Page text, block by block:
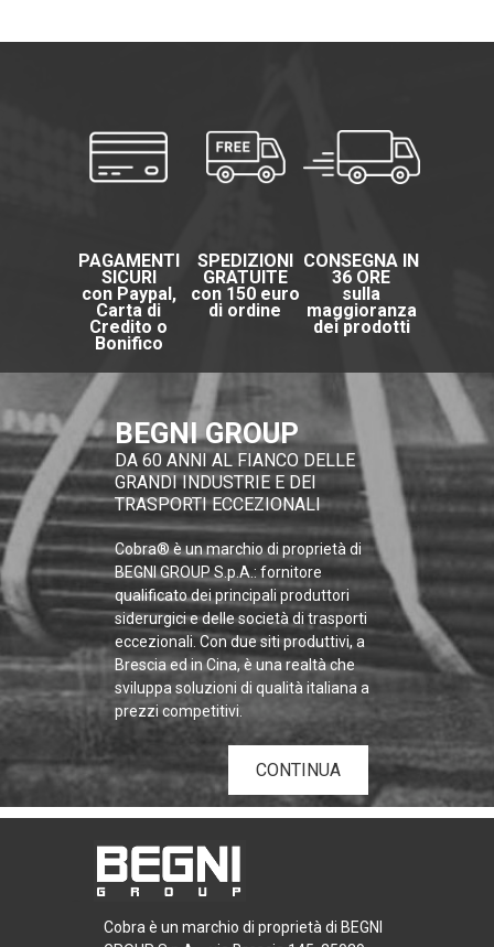
PAGAMENTI
SICURI
con Paypal,
Carta di
Credito o
Bonifico
SPEDIZIONI
GRATUITE
con 150 euro
di ordine
CONSEGNA IN
36 ORE
sulla
maggioranza
dei prodotti
BEGNI GROUP
DA 60 ANNI AL FIANCO DELLE
GRANDI INDUSTRIE E DEI
TRASPORTI ECCEZIONALI
Cobra® è un marchio di proprietà di
BEGNI GROUP S.p.A.: fornitore
qualificato dei principali produttori
siderurgici e delle società di trasporti
eccezionali. Con due siti produttivi, a
Brescia ed in Cina, è una realtà che
sviluppa soluzioni di qualità italiana a
prezzi competitivi.
CONTINUA
Cobra è un marchio di proprietà di BEGNI